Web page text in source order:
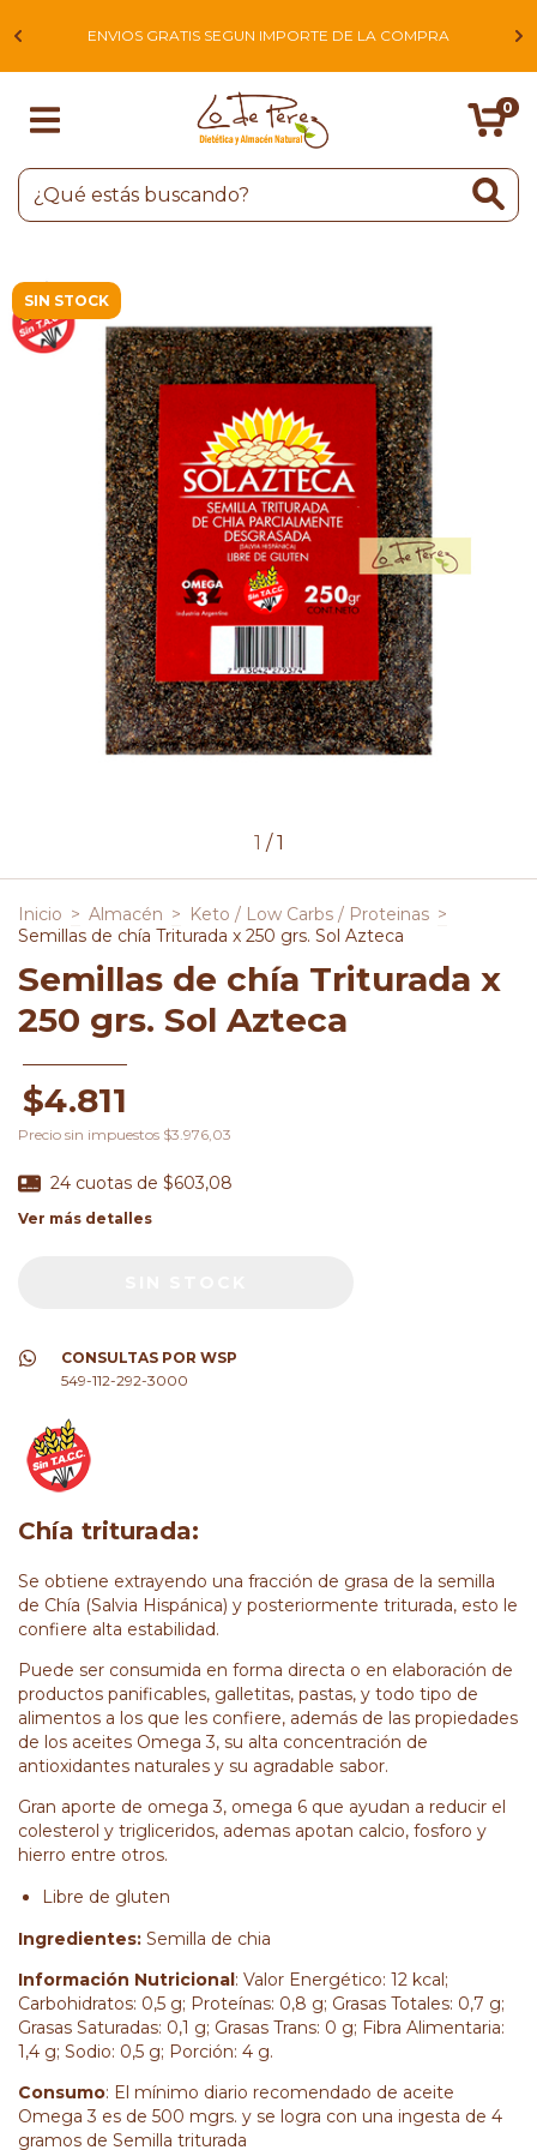
ENVIOS GRATIS SEGUN IMPORTE DE LA COMPRA
0
SIN STOCK
1 /1
Inicio > Almacén > Keto / Low Carbs / Proteinas >
Semillas de chía Triturada x 250 grs. Sol Azteca
Semillas de chía Triturada x
250 grs. Sol Azteca
$4.811
Precio sin impuestos $3.976,03
24 cuotas de $603,08
Ver más detalles
CONSULTAS POR WSP
549-112-292-3000
Chía triturada:
Se obtiene extrayendo una fracción de grasa de la semilla
de Chía (Salvia Hispánica) y posteriormente triturada, esto le
confiere alta estabilidad.
Puede ser consumida en forma directa o en elaboración de
productos panificables, galletitas, pastas, y todo tipo de
alimentos a los que les confiere, además de las propiedades
de los aceites Omega 3, su alta concentración de
antioxidantes naturales y su agradable sabor.
Gran aporte de omega 3, omega 6 que ayudan a reducir el
colesterol y trigliceridos, ademas apotan calcio, fosforo y
hierro entre otros.
Libre de gluten
Ingredientes: Semilla de chia
Información Nutricional: Valor Energético: 12 kcal;
Carbohidratos: 0,5 g; Proteínas: 0,8 g; Grasas Totales: 0,7 g;
Grasas Saturadas: 0,1 g; Grasas Trans: 0 g; Fibra Alimentaria:
1,4 g; Sodio: 0,5 g; Porción: 4 g.
Consumo: El mínimo diario recomendado de aceite
Omega 3 es de 500 mgrs. y se logra con una ingesta de 4
gramos de Semilla triturada